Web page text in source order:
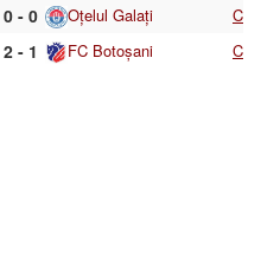
0 - 0 Oțelul Galați C
2 - 1 FC Botoșani C